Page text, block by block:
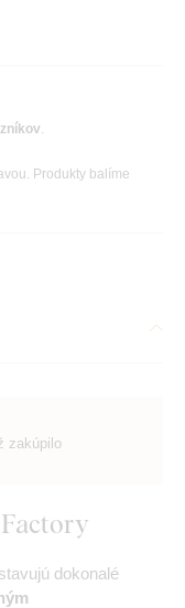
.
Produkty balíme
dokonalé
zakúpilo